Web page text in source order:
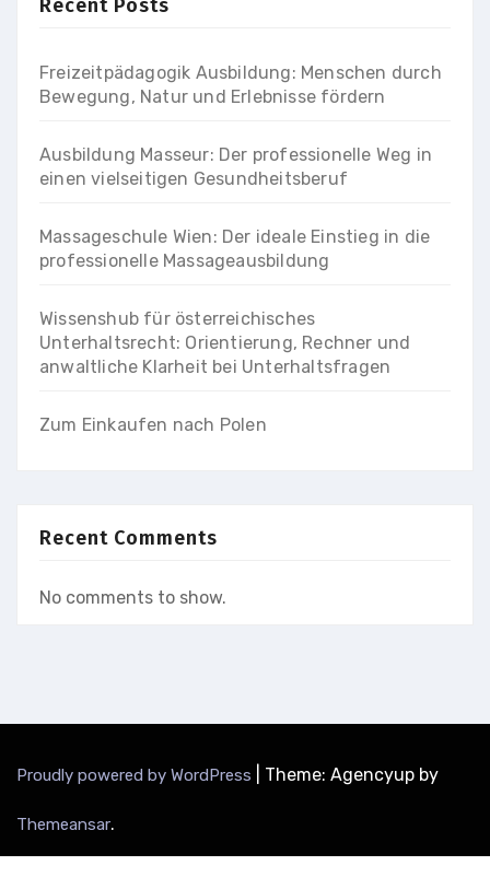
Recent Posts
Freizeitpädagogik Ausbildung: Menschen durch
Bewegung, Natur und Erlebnisse fördern
Ausbildung Masseur: Der professionelle Weg in
einen vielseitigen Gesundheitsberuf
Massageschule Wien: Der ideale Einstieg in die
professionelle Massageausbildung
Wissenshub für österreichisches
Unterhaltsrecht: Orientierung, Rechner und
anwaltliche Klarheit bei Unterhaltsfragen
Zum Einkaufen nach Polen
Recent Comments
No comments to show.
Proudly powered by WordPress Theme: Agencyup by
Themeansar.